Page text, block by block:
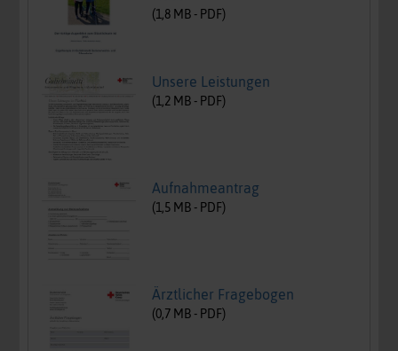
(1,8 MB - PDF)
Unsere Leistungen
(1,2 MB - PDF)
Aufnahmeantrag
(1,5 MB - PDF)
Ärztlicher Fragebogen
(0,7 MB - PDF)